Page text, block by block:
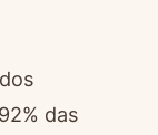
das